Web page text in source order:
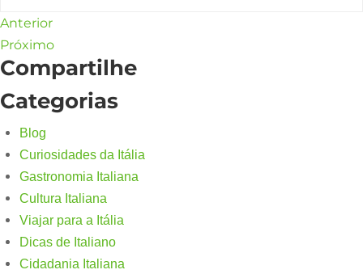
Anterior
Próximo
Compartilhe
Categorias
Blog
Curiosidades da Itália
Gastronomia Italiana
Cultura Italiana
Viajar para a Itália
Dicas de Italiano
Cidadania Italiana